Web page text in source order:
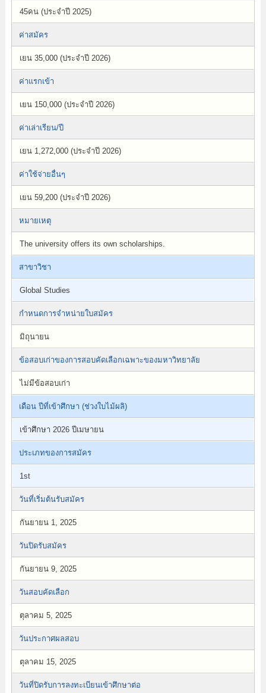
45คน (ประจำปี 2025)
ค่าสมัคร
เยน 35,000 (ประจำปี 2026)
ค่าแรกเข้า
เยน 150,000 (ประจำปี 2026)
ค่าเล่าเรียน/ปี
เยน 1,272,000 (ประจำปี 2026)
ค่าใช้จ่ายอื่นๆ
เยน 59,200 (ประจำปี 2026)
หมายเหตุ
The university offers its own scholarships.
สาขาวิชา
Global Studies
กำหนดการจำหน่ายใบสมัคร
มิถุนายน
ข้อสอบเก่าของการสอบคัดเลือกเฉพาะของมหาวิทยาลัย
ไม่มีข้อสอบเก่า
เดือน ปีที่เข้าศึกษา (ช่วงใบไม้ผลิ)
เข้าศึกษา 2026 ปีเมษายน
ประเภทของการสมัคร
1st
วันที่เริ่มต้นรับสมัคร
กันยายน 1, 2025
วันปิดรับสมัคร
กันยายน 9, 2025
วันสอบคัดเลือก
ตุลาคม 5, 2025
วันประกาศผลสอบ
ตุลาคม 15, 2025
วันที่ปิดรับการลงทะเบียนเข้าศึกษาต่อ